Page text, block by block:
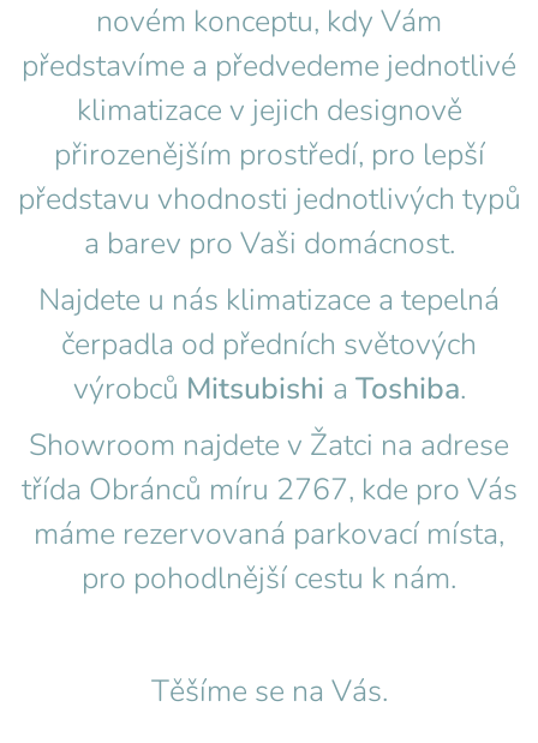
novém konceptu, kdy Vám
představíme a předvedeme jednotlivé
klimatizace v jejich designově
přirozenějším prostředí, pro lepší
představu vhodnosti jednotlivých typů
a barev pro Vaši domácnost.
Najdete u nás klimatizace a tepelná
čerpadla od předních světových
výrobců Mitsubishi a Toshiba.
Showroom najdete v Žatci na adrese
třída Obránců míru 2767, kde pro Vás
máme rezervovaná parkovací místa,
pro pohodlnější cestu k nám.
Těšíme se na Vás.